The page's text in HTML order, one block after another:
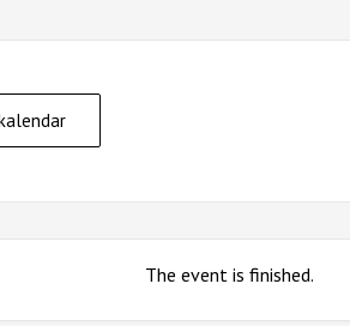
The event is finished.